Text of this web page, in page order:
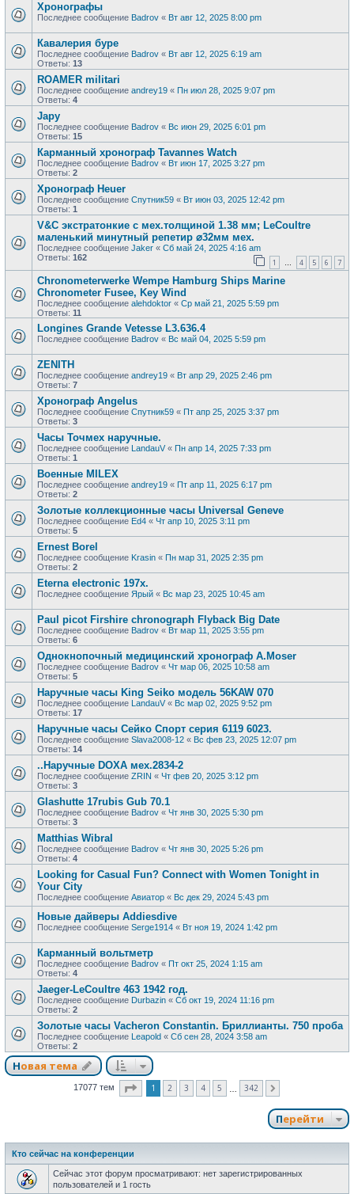
Хронографы
Последнее сообщение Badrov « Вт авг 12, 2025 8:00 pm
Кавалерия буре
Последнее сообщение Badrov « Вт авг 12, 2025 6:19 am
Ответы: 13
ROAMER militari
Последнее сообщение andrey19 « Пн июл 28, 2025 9:07 pm
Ответы: 4
Japy
Последнее сообщение Badrov « Вс июн 29, 2025 6:01 pm
Ответы: 15
Карманный хронограф Tavannes Watch
Последнее сообщение Badrov « Вт июн 17, 2025 3:27 pm
Ответы: 2
Хронограф Heuer
Последнее сообщение Спутник59 « Вт июн 03, 2025 12:42 pm
Ответы: 1
V&С экcтратoнкиe с мех.толщиной 1.38 мм; LеСоultre
маленький минутный peпeтиp ⌀32мм мех.
Последнее сообщение Jaker « Сб май 24, 2025 4:16 am
Ответы: 162 1 … 4 5 6 7
Chronometerwerke Wempe Hamburg Ships Marine
Chronometer Fusee, Key Wind
Последнее сообщение alehdoktor « Ср май 21, 2025 5:59 pm
Ответы: 11
Longines Grande Vetesse L3.636.4
Последнее сообщение Badrov « Вс май 04, 2025 5:59 pm
ZENITH
Последнее сообщение andrey19 « Вт апр 29, 2025 2:46 pm
Ответы: 7
Хронограф Angelus
Последнее сообщение Спутник59 « Пт апр 25, 2025 3:37 pm
Ответы: 3
Часы Точмех наручные.
Последнее сообщение LandauV« Пн апр 14, 2025 7:33 pm
Ответы: 1
Военные MILEX
Последнее сообщение andrey19 « Пт апр 11, 2025 6:17 pm
Ответы: 2
Золотые коллекционные часы Universal Geneve
Последнее сообщение Ed4 « Чт апр 10, 2025 3:11 pm
Ответы: 5
Ernest Borel
Последнее сообщение Krasin « Пн мар 31, 2025 2:35 pm
Ответы: 2
Eterna electronic 197х.
Последнее сообщение Ярый « Вс мар 23, 2025 10:45 am
Paul picot Firshire chronograph Flyback Big Date
Последнее сообщение Badrov « Вт мар 11, 2025 3:55 pm
Ответы: 6
Однокнопочный медицинский хронограф A.Moser
Последнее сообщение Badrov « Чт мар 06, 2025 10:58 am
Ответы: 5
Наручные часы King Seiko модель 56KAW 070
Последнее сообщение LandauV« Вс мар 02, 2025 9:52 pm
Ответы: 17
Наручные часы Сейко Спорт серия 6119 6023.
Последнее сообщение Slava2008-12 « Вс фев 23, 2025 12:07 pm
Ответы: 14
..Наручные DOXA мех.2834-2
Последнее сообщение ZRIN « Чт фев 20, 2025 3:12 pm
Ответы: 3
Glashutte 17rubis Gub 70.1
Последнее сообщение Badrov « Чт янв 30, 2025 5:30 pm
Ответы: 3
Matthias Wibral
Последнее сообщение Badrov « Чт янв 30, 2025 5:26 pm
Ответы: 4
Looking for Casual Fun? Connect with Women Tonight in
Your City
Последнее сообщение Авиатор « Вс дек 29, 2024 5:43 pm
Новые дайверы Addiesdive
Последнее сообщение Serge1914 « Вт ноя 19, 2024 1:42 pm
Карманный вольтметр
Последнее сообщение Badrov « Пт окт 25, 2024 1:15 am
Ответы: 4
Jaeger-LeCoultre 463 1942 год.
Последнее сообщение Durbazin « Сб окт 19, 2024 11:16 pm
Ответы: 2
Золотые часы Vacheron Constantin. Бриллианты. 750 проба
Последнее сообщение Leapold « Сб сен 28, 2024 3:58 am
Ответы: 2
Новая тема
17077 тем Страница из 342
1 2 3 4 5 342
Перейти
Кто сейчас на конференции
Сейчас этот форум просматривают: нет зарегистрированных
пользователей и 1 гость